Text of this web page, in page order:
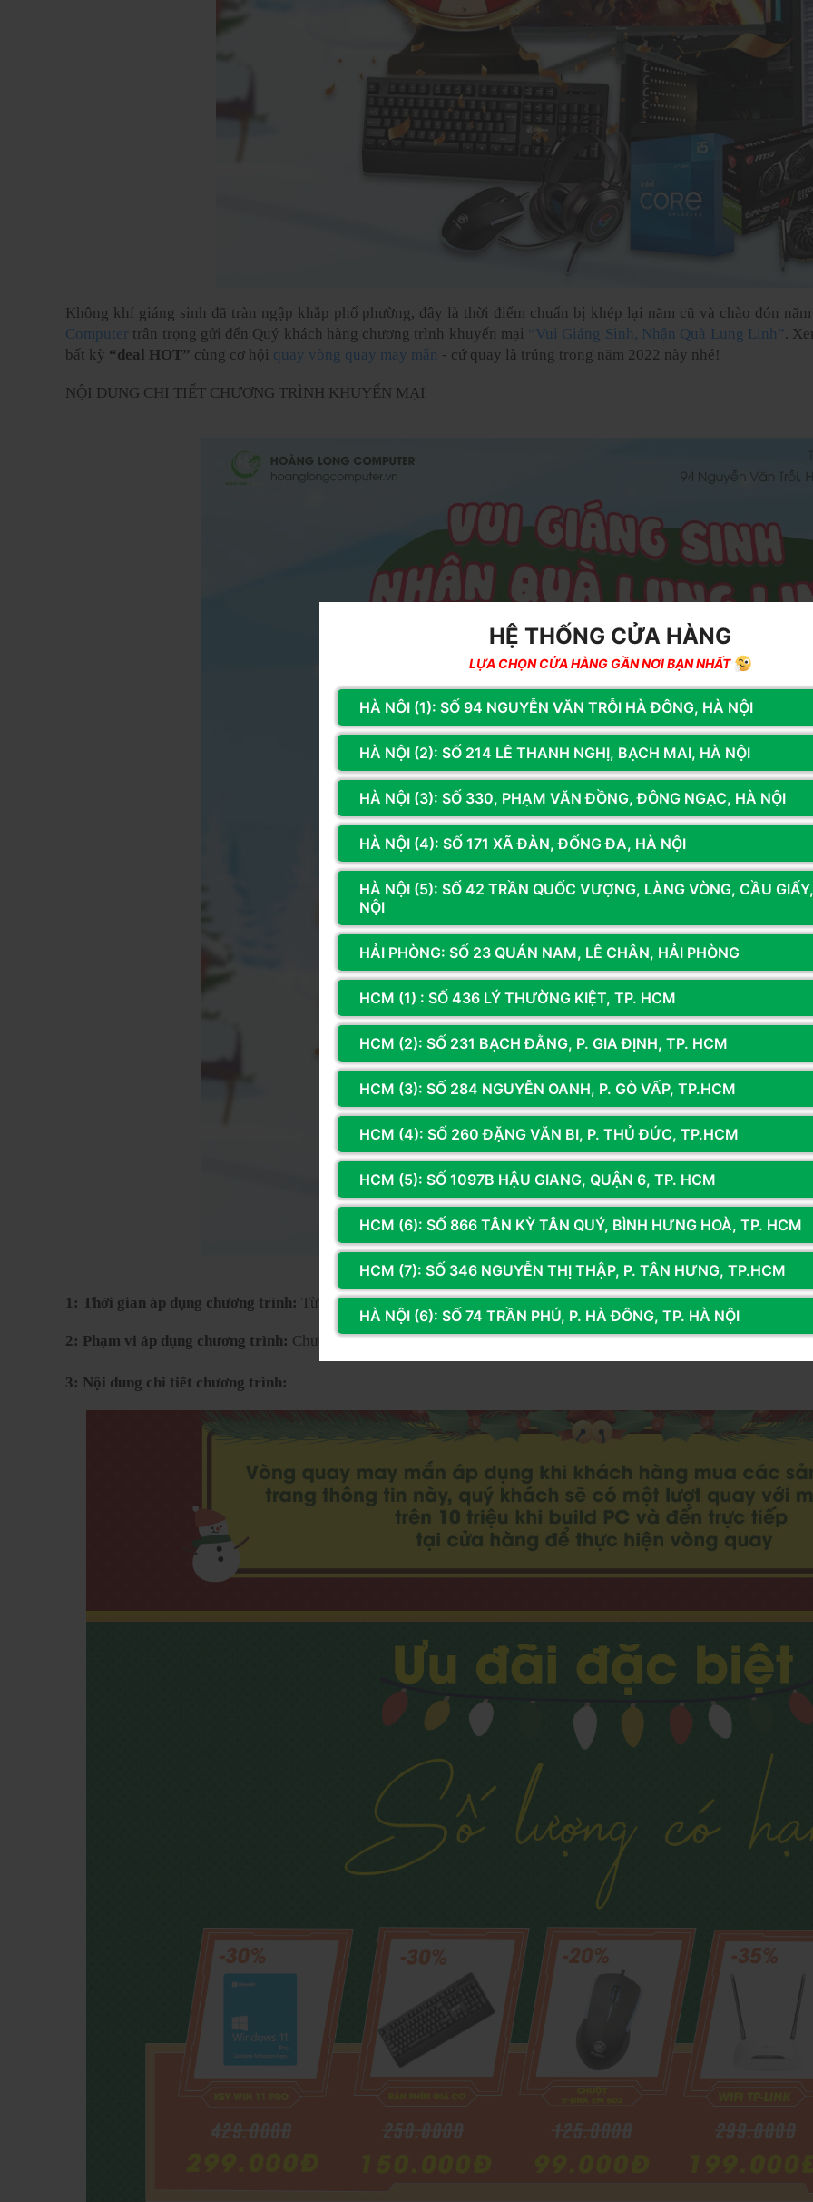
Không khí giáng sinh đã tràn ngập khắp phố phường, đây là thời điểm chuẩn bị khép lại năm cũ và chào đón
Computer trân trọng gửi đến Quý khách hàng chương trình khuyến mại “Vui Giáng Sinh, Nhận Quà Lung Linh” .
bất kỳ “deal HOT” cùng cơ hội quay vòng quay may mắn - cứ quay là trúng trong năm 2022 này nhé!
NỘI DUNG CHI TIẾT CHƯƠNG TRÌNH KHUYẾN MẠI
Vòng quay may mắn- Cứ quay là trúng
1: Thời gian áp dụng chương trình: Từ ngày 10/12 - 24/12/2021
2: Phạm vi áp dụng chương trình: Chương trình áp dụng tại Showroom Hoàng Long Computer
3: Nội dung chi tiết chương trình:
HỆ THỐNG CỬA HÀNG
LỰA CHỌN CỬA HÀNG GẦN NƠI BẠN NHẤT
HÀ NÔI (1): SỐ 94 NGUYỄN VĂN TRỖI HÀ ĐÔNG, HÀ NỘI
HÀ NỘI (2): SỐ 214 LÊ THANH NGHỊ, BẠCH MAI, HÀ NỘI
HÀ NỘI (3): SỐ 330, PHẠM VĂN ĐỒNG, ĐÔNG NGẠC, HÀ NỘI
HÀ NỘI (4): SỐ 171 XÃ ĐÀN, ĐỐNG ĐA, HÀ NỘI
HÀ NỘI (5): SỐ 42 TRẦN QUỐC VƯỢNG, LÀNG VÒNG, CẦU
NỘI
HẢI PHÒNG: SỐ 23 QUÁN NAM, LÊ CHÂN, HẢI PHÒNG
HCM (1) : SỐ 436 LÝ THƯỜNG KIỆT, TP. HCM
HCM (2): SỐ 231 BẠCH ĐẰNG, P. GIA ĐỊNH, TP. HCM
HCM (3): SỐ 284 NGUYỄN OANH, P. GÒ VẤP, TP.HCM
HCM (4): SỐ 260 ĐẶNG VĂN BI, P. THỦ ĐỨC, TP.HCM
HCM (5): SỐ 1097B HẬU GIANG, QUẬN 6, TP. HCM
HCM (6): SỐ 866 TÂN KỲ TÂN QUÝ, BÌNH HƯNG HOÀ, TP. HCM
HCM (7): SỐ 346 NGUYỄN THỊ THẬP, P. TÂN HƯNG, TP.HCM
HÀ NỘI (6): SỐ 74 TRẦN PHÚ, P. HÀ ĐÔNG, TP. HÀ NỘI